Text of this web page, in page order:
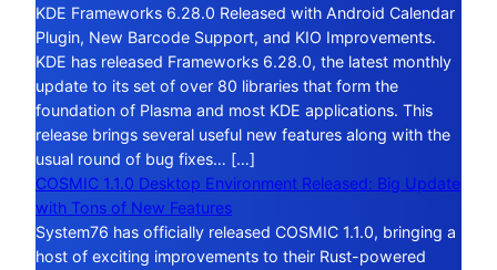
KDE Frameworks 6.28.0 Released with Android Calendar
Plugin, New Barcode Support, and KIO Improvements.
KDE has released Frameworks 6.28.0, the latest monthly
update to its set of over 80 libraries that form the
foundation of Plasma and most KDE applications. This
release brings several useful new features along with the
usual round of bug fixes… […]
COSMIC 1.1.0 Desktop Environment Released: Big Update
with Tons of New Features
System76 has officially released COSMIC 1.1.0, bringing a
host of exciting improvements to their Rust-powered